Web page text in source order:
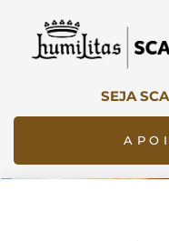
SEJA